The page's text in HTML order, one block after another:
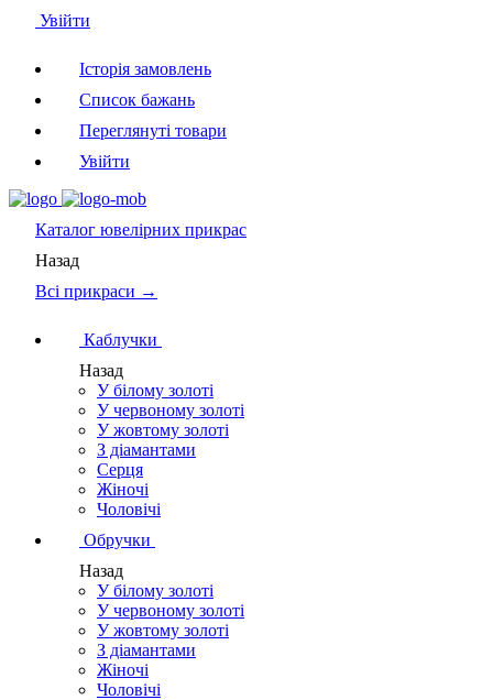
Увійти
Історія замовлень
Список бажань
Переглянуті товари
Увійти
Каталог ювелірних прикрас
Назад
Всі прикраси →
Каблучки
Назад
У білому золоті
У червоному золоті
У жовтому золоті
З діамантами
Серця
Жіночі
Чоловічі
Обручки
Назад
У білому золоті
У червоному золоті
У жовтому золоті
З діамантами
Жіночі
Чоловічі